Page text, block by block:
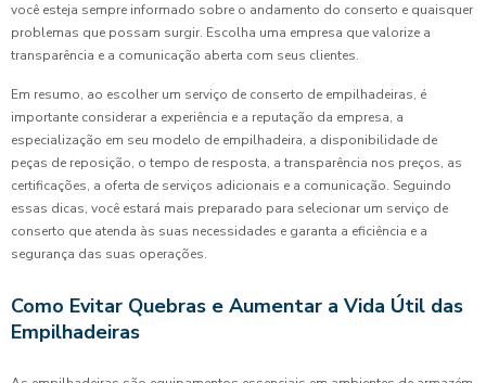
você esteja sempre informado sobre o andamento do conserto e quaisquer
problemas que possam surgir. Escolha uma empresa que valorize a
transparência e a comunicação aberta com seus clientes.
Em resumo, ao escolher um serviço de conserto de empilhadeiras, é
importante considerar a experiência e a reputação da empresa, a
especialização em seu modelo de empilhadeira, a disponibilidade de
peças de reposição, o tempo de resposta, a transparência nos preços, as
certificações, a oferta de serviços adicionais e a comunicação. Seguindo
essas dicas, você estará mais preparado para selecionar um serviço de
conserto que atenda às suas necessidades e garanta a eficiência e a
segurança das suas operações.
Como Evitar Quebras e Aumentar a Vida Útil das
Empilhadeiras